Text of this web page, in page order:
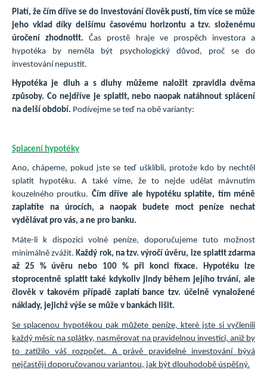
Platí, že čím dříve se do investování člověk pustí, tím více se může
jeho vklad díky delšímu časovému horizontu a tzv. složenému
úročení zhodnotit.Čas prostě hraje ve prospěch investora a
hypotéka by neměla být psychologický důvod, proč se do
investování nepustit.
Hypotéka je dluh a s dluhy můžeme naložit zpravidla dvěma
způsoby. Co nejdříve je splatit, nebo naopak natáhnout splácení
na delší období. Podívejme se teď na obě varianty:
Splacení hypotéky
Ano, chápeme, pokud jste se teď ušklíbli, protože kdo by nechtěl
splatit hypotéku. A také víme, že to nejde udělat mávnutím
kouzelného proutku. Čím dříve ale hypotéku splatíte, tím méně
zaplatíte na úrocích, a naopak budete moct peníze nechat
vydělávat pro vás, a ne pro banku.
Máte-li k dispozici volné peníze, doporučujeme tuto možnost
minimálně zvážit. Každý rok, na tzv. výročí úvěru, lze splatit zdarma
až 25 % úvěru nebo 100 % při konci fixace. Hypotéku lze
stoprocentně splatit také kdykoliv jindy během jejího trvání, ale
člověk v takovém případě zaplatí bance tzv. účelně vynaložené
náklady, jejichž výše se může v bankách lišit.
Se splacenou hypotékou pak můžete peníze, které jste si vyčlenili
každý měsíc na splátky, nasměrovat na pravidelnou investici, aniž by
to zatížilo váš rozpočet. A právě pravidelné investování bývá
nejčastěji doporučovanou variantou, jak být dlouhodobě úspěšný.